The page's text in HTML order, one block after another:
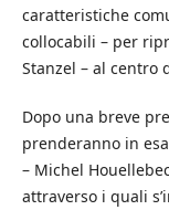
caratteristiche
collocabili – per
Stanzel – al centro
Dopo una breve
prenderanno in
– Michel
attraverso i quali